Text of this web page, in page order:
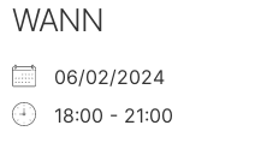
WANN
06/02/2024
18:00 - 21:00